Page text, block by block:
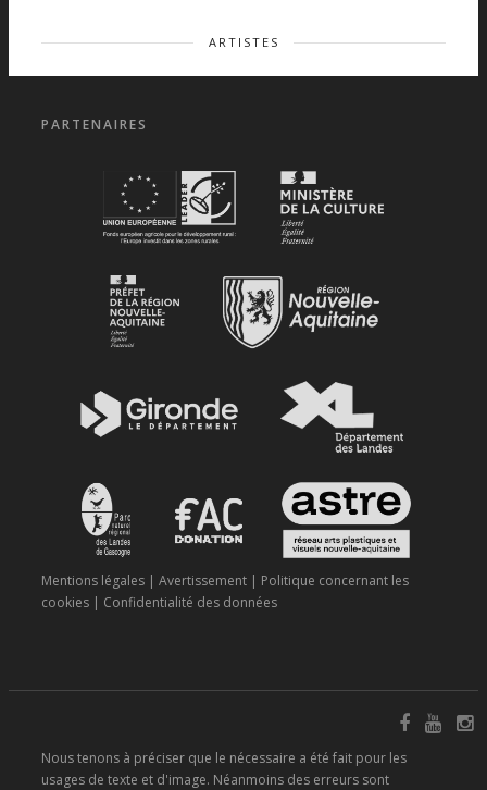
ARTISTES
PARTENAIRES
Mentions légales | Avertissement | Politique concernant les
cookies | Confidentialité des données
Nous tenons à préciser que le nécessaire a été fait pour les
usages de texte et d'image. Néanmoins des erreurs sont